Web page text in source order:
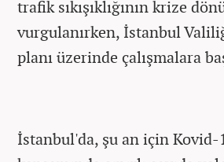
trafik sıkışıklığının krize
vurgulanırken, İstanbul
planı üzerinde çalışmalara
İstanbul'da, şu an için